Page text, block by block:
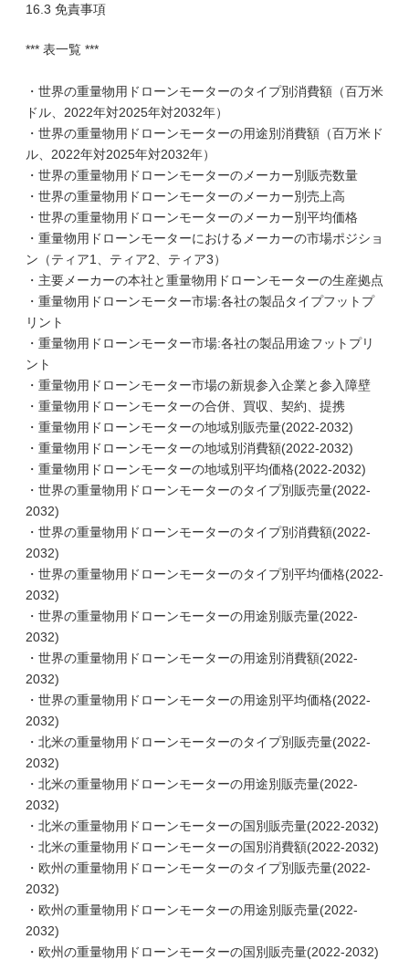
16.3 免責事項
*** 表一覧 ***
・世界の重量物用ドローンモーターのタイプ別消費額（百万米
ドル、2022年対2025年対2032年）
・世界の重量物用ドローンモーターの用途別消費額（百万米ド
ル、2022年対2025年対2032年）
・世界の重量物用ドローンモーターのメーカー別販売数量
・世界の重量物用ドローンモーターのメーカー別売上高
・世界の重量物用ドローンモーターのメーカー別平均価格
・重量物用ドローンモーターにおけるメーカーの市場ポジショ
ン（ティア1、ティア2、ティア3）
・主要メーカーの本社と重量物用ドローンモーターの生産拠点
・重量物用ドローンモーター市場:各社の製品タイプフットプ
リント
・重量物用ドローンモーター市場:各社の製品用途フットプリ
ント
・重量物用ドローンモーター市場の新規参入企業と参入障壁
・重量物用ドローンモーターの合併、買収、契約、提携
・重量物用ドローンモーターの地域別販売量(2022-2032)
・重量物用ドローンモーターの地域別消費額(2022-2032)
・重量物用ドローンモーターの地域別平均価格(2022-2032)
・世界の重量物用ドローンモーターのタイプ別販売量(2022-
2032)
・世界の重量物用ドローンモーターのタイプ別消費額(2022-
2032)
・世界の重量物用ドローンモーターのタイプ別平均価格(2022-
2032)
・世界の重量物用ドローンモーターの用途別販売量(2022-
2032)
・世界の重量物用ドローンモーターの用途別消費額(2022-
2032)
・世界の重量物用ドローンモーターの用途別平均価格(2022-
2032)
・北米の重量物用ドローンモーターのタイプ別販売量(2022-
2032)
・北米の重量物用ドローンモーターの用途別販売量(2022-
2032)
・北米の重量物用ドローンモーターの国別販売量(2022-2032)
・北米の重量物用ドローンモーターの国別消費額(2022-2032)
・欧州の重量物用ドローンモーターのタイプ別販売量(2022-
2032)
・欧州の重量物用ドローンモーターの用途別販売量(2022-
2032)
・欧州の重量物用ドローンモーターの国別販売量(2022-2032)